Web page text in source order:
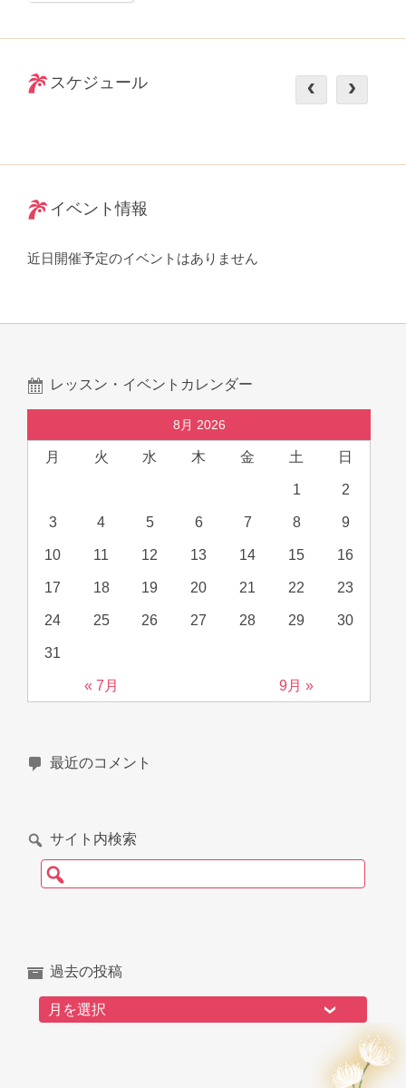
スケジュール
イベント情報
近日開催予定のイベントはありません
レッスン・イベントカレンダー
8月 2026
月 火 水 木 金 土 日
« 7月 9月 »
1 2
3 4 5 6 7 8 9
10 11 12 13 14 15 16
17 18 19 20 21 22 23
24 25 26 27 28 29 30
31
最近のコメント
サイト内検索
検索:
過去の投稿
過去の投稿